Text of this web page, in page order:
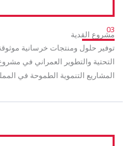
03
مشروع القدية
توفير حلول ومنتجات خرسانية
التحتية والتطوير العمراني في مشروع
المشاريع التنموية الطموحة في